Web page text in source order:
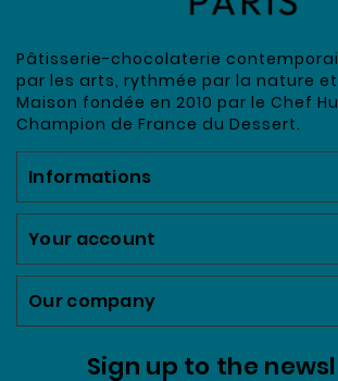
Pâtisserie-chocolaterie
par les arts, rythmée par la nature
Maison fondée en 2010 par le Chef
Champion de France du Dessert.
Informations
Your account
Our company
Sign up to the